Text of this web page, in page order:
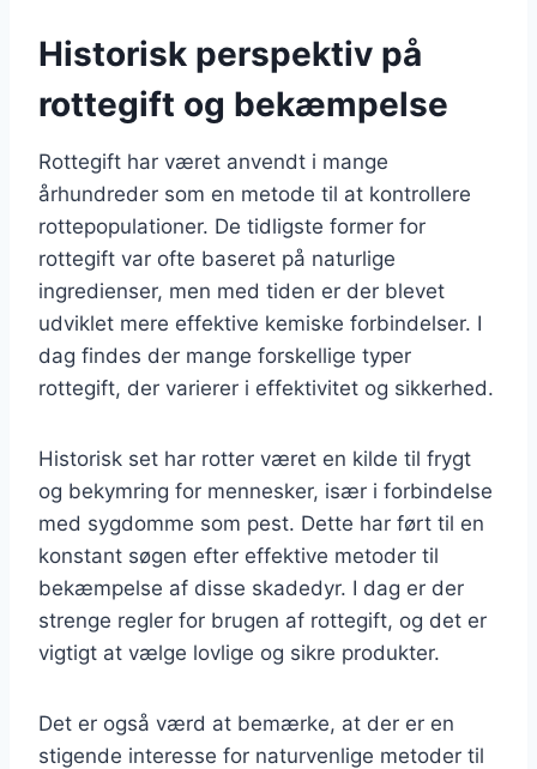
Historisk perspektiv på
rottegift og bekæmpelse
Rottegift har været anvendt i mange
århundreder som en metode til at kontrollere
rottepopulationer. De tidligste former for
rottegift var ofte baseret på naturlige
ingredienser, men med tiden er der blevet
udviklet mere effektive kemiske forbindelser. I
dag findes der mange forskellige typer
rottegift, der varierer i effektivitet og sikkerhed.
Historisk set har rotter været en kilde til frygt
og bekymring for mennesker, især i forbindelse
med sygdomme som pest. Dette har ført til en
konstant søgen efter effektive metoder til
bekæmpelse af disse skadedyr. I dag er der
strenge regler for brugen af rottegift, og det er
vigtigt at vælge lovlige og sikre produkter.
Det er også værd at bemærke, at der er en
stigende interesse for naturvenlige metoder til